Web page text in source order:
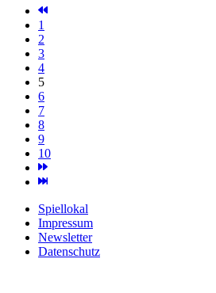
1
2
3
4
5
6
7
8
9
10
Spiellokal
Impressum
Newsletter
Datenschutz